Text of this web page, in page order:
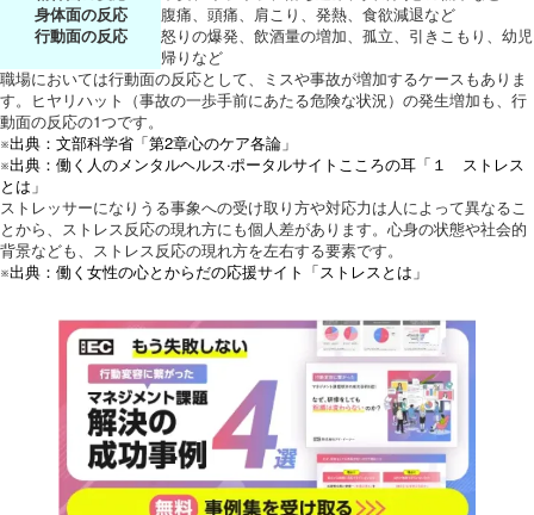
身体面の反応
腹痛、頭痛、肩こり、発熱、食欲減退など
行動面の反応
怒りの爆発、飲酒量の増加、孤立、引きこもり、幼児
帰りなど
職場においては行動面の反応として、ミスや事故が増加するケースもありま
す。ヒヤリハット（事故の一歩手前にあたる危険な状況）の発生増加も、行
動面の反応の1つです。
※出典：文部科学省「第2章心のケア各論」
※出典：働く人のメンタルヘルス·ポータルサイトこころの耳「１ ストレス
とは」
ストレッサーになりうる事象への受け取り方や対応力は人によって異なるこ
とから、ストレス反応の現れ方にも個人差があります。心身の状態や社会的
背景なども、ストレス反応の現れ方を左右する要素です。
※出典：働く女性の心とからだの応援サイト「ストレスとは」